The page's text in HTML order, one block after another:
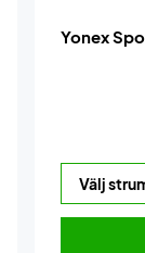
Yonex